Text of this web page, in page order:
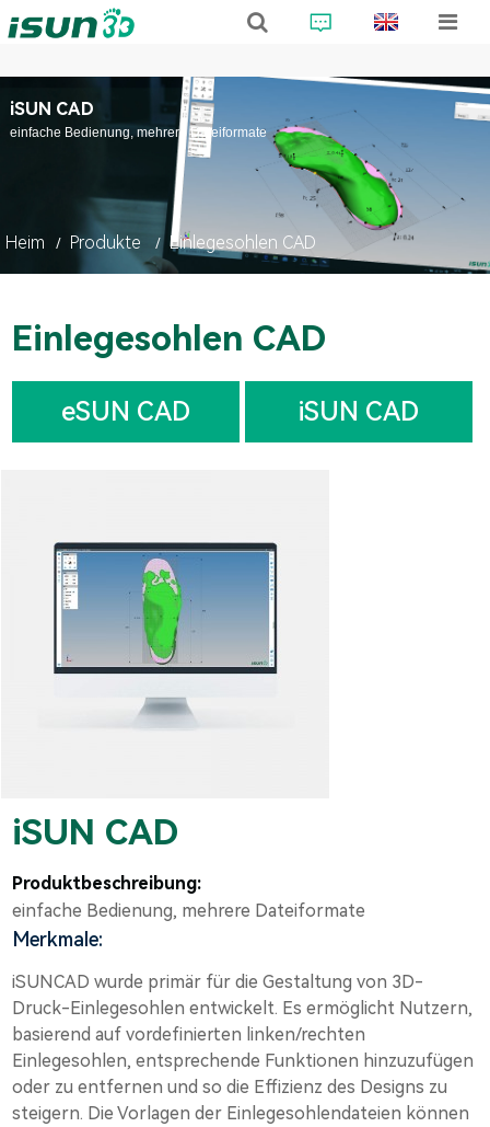
iSUN CAD
einfache Bedienung, mehrere Dateiformate
Heim Produkte Einlegesohlen CAD
Einlegesohlen CAD
eSUN CAD iSUN CAD
iSUN CAD
Produktbeschreibung:
einfache Bedienung, mehrere Dateiformate
Merkmale:
iSUNCAD wurde primär für die Gestaltung von 3D-
Druck-Einlegesohlen entwickelt. Es ermöglicht Nutzern,
basierend auf vordefinierten linken/rechten
Einlegesohlen, entsprechende Funktionen hinzuzufügen
oder zu entfernen und so die Effizienz des Designs zu
steigern. Die Vorlagen der Einlegesohlendateien können